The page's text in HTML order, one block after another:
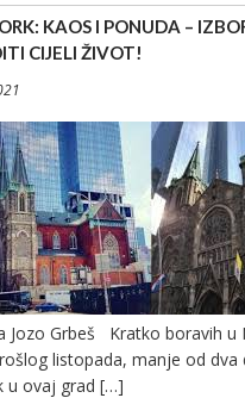
KAOS I PONUDA –
CIJELI ŽIVOT!
Jozo Grbeš Kratko boravih u
listopada, manje od dva
u ovaj grad […]